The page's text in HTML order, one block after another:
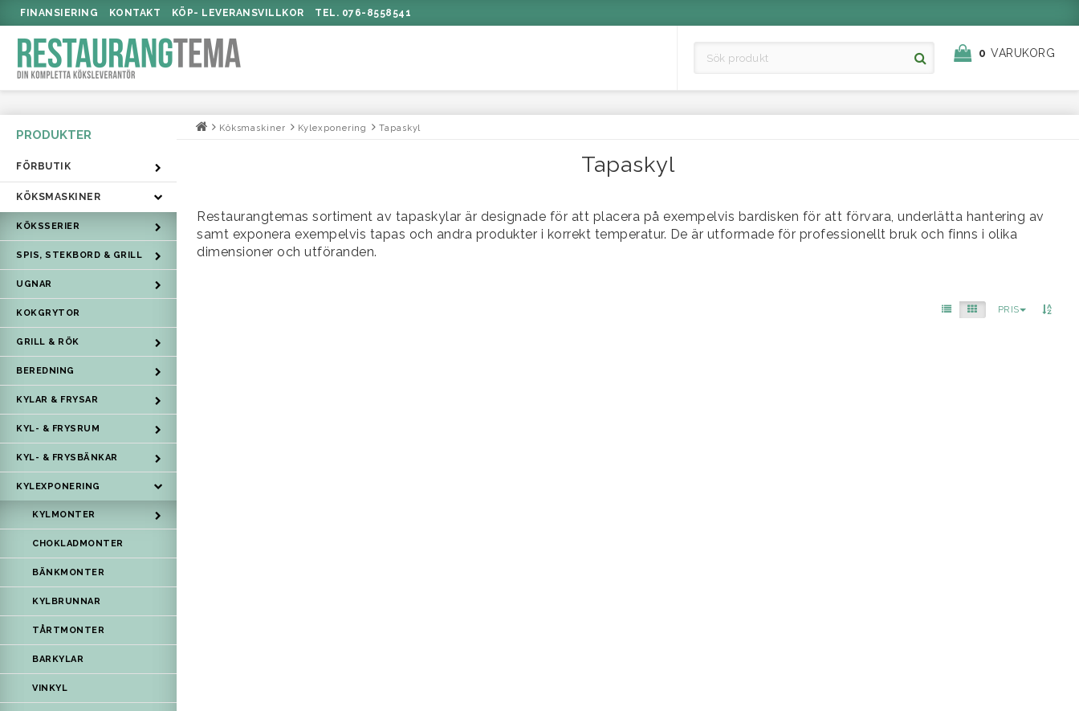
FINANSIERING KONTAKT KÖP- LEVERANSVILLKOR TEL. 076-8558541
0 VARUKORG
FÖRBUTIK
KÖKSMASKINER
KÖKSSERIER
SPIS, STEKBORD & GRILL
UGNAR
KOKGRYTOR
GRILL & RÖK
BEREDNING
KYLAR & FRYSAR
KYL- & FRYSRUM
KYL- & FRYSBÄNKAR
KYLEXPONERING
KYLMONTER
CHOKLADMONTER
BÄNKMONTER
KYLBRUNNAR
TÅRTMONTER
BARKYLAR
VINKYL
Köksmaskiner Kylexponering Tapaskyl
Tapaskyl
Restaurangtemas sortiment av tapaskylar är designade för att placera på exempelvis bardisken för att förvara, underlätta hantering av
samt exponera exempelvis tapas och andra produkter i korrekt temperatur. De är utformade för professionellt bruk och finns i olika
dimensioner och utföranden.
PRIS